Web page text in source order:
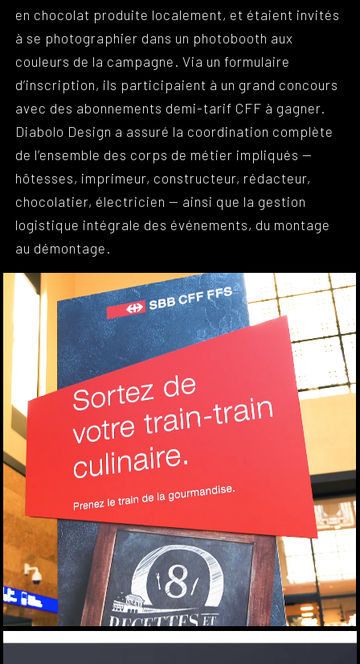
en chocolat produite localement, et étaient invités
à se photographier dans un photobooth aux
couleurs de la campagne. Via un formulaire
d’inscription, ils participaient à un grand concours
avec des abonnements demi-tarif CFF à gagner.
Diabolo Design a assuré la coordination complète
de l’ensemble des corps de métier impliqués —
hôtesses, imprimeur, constructeur, rédacteur,
chocolatier, électricien — ainsi que la gestion
logistique intégrale des événements, du montage
au démontage.